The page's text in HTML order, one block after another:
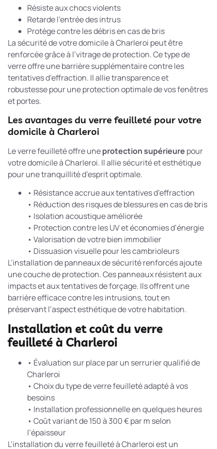
Résiste aux chocs violents
Retarde l’entrée des intrus
Protège contre les débris en cas de bris
La sécurité de votre domicile à Charleroi peut être
renforcée grâce à l’vitrage de protection. Ce type de
verre offre une barrière supplémentaire contre les
tentatives d’effraction. Il allie transparence et
robustesse pour une protection optimale de vos fenêtres
et portes.
Les avantages du verre feuilleté pour votre
domicile à Charleroi
Le verre feuilleté offre uneprotection supérieure pour
votre domicile à Charleroi. Il allie sécurité et esthétique
pour une tranquillité d’esprit optimale.
• Résistance accrue aux tentatives d’effraction
• Réduction des risques de blessures en cas de bris
• Isolation acoustique améliorée
• Protection contre les UV et économies d’énergie
• Valorisation de votre bien immobilier
• Dissuasion visuelle pour les cambrioleurs
L’installation depanneaux de sécurité renforcésajoute
une couche de protection. Ces panneaux résistent aux
impacts et aux tentatives de forçage. Ils offrent une
barrière efficace contre les intrusions, tout en
préservant l’aspect esthétique de votre habitation.
Installation et coût du verre
feuilleté à Charleroi
• Évaluation sur place par un serrurier qualifié de
Charleroi
• Choix du type de verre feuilleté adapté à vos
besoins
• Installation professionnelle en quelques heures
• Coût variant de 150 à 300 € par m selon
l’épaisseur
L’installation du verre feuilleté à Charleroi est un